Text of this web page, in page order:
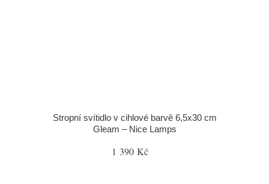
Stropní svítidlo v cihlové barvě 6,5x30 cm
Gleam – Nice Lamps
1 390 Kč